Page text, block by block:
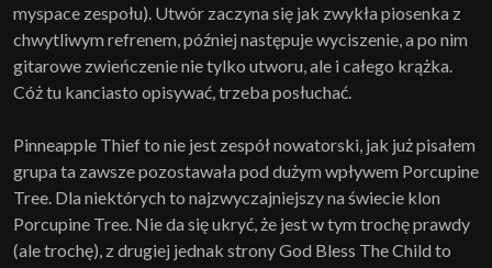
myspace zespołu). Utwór zaczyna się jak zwykła piosenka z
chwytliwym refrenem, później następuje wyciszenie, a po nim
gitarowe zwieńczenie nie tylko utworu, ale i całego krążka.
Cóż tu kanciasto opisywać, trzeba posłuchać.
Pinneapple Thief to nie jest zespół nowatorski, jak już pisałem
grupa ta zawsze pozostawała pod dużym wpływem Porcupine
Tree. Dla niektórych to najzwyczajniejszy na świecie klon
Porcupine Tree. Nie da się ukryć, że jest w tym trochę prawdy
(ale trochę), z drugiej jednak strony God Bless The Child to